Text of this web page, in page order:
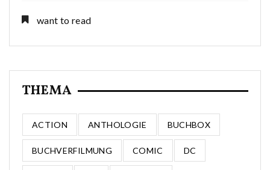
want to read
THEMA
ACTION ANTHOLOGIE BUCHBOX
BUCHVERFILMUNG COMIC DC